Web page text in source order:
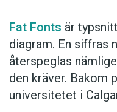
Fat Fonts är
diagram. En siffras
återspeglas
den kräver. Bakom
universitetet i